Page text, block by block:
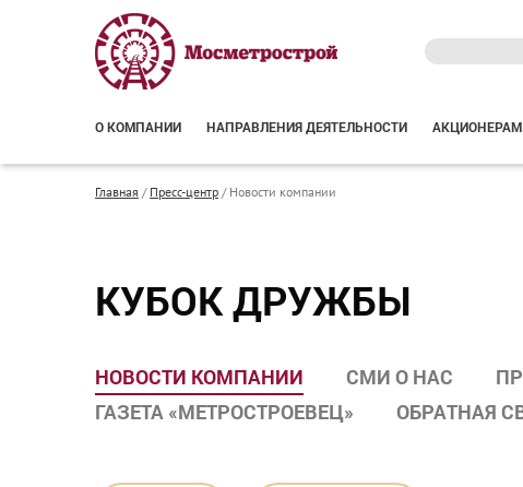
О КОМПАНИИ НАПРАВЛЕНИЯ ДЕЯТЕЛЬНОСТИ
Главная / Пресс-центр /Новости компании
КУБОК ДРУЖБЫ
НОВОСТИ КОМПАНИИ СМИ О НАС
ГАЗЕТА «МЕТРОСТРОЕВЕЦ»
ОБРАТНАЯ